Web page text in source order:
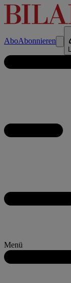
AboAbonnieren
Menü